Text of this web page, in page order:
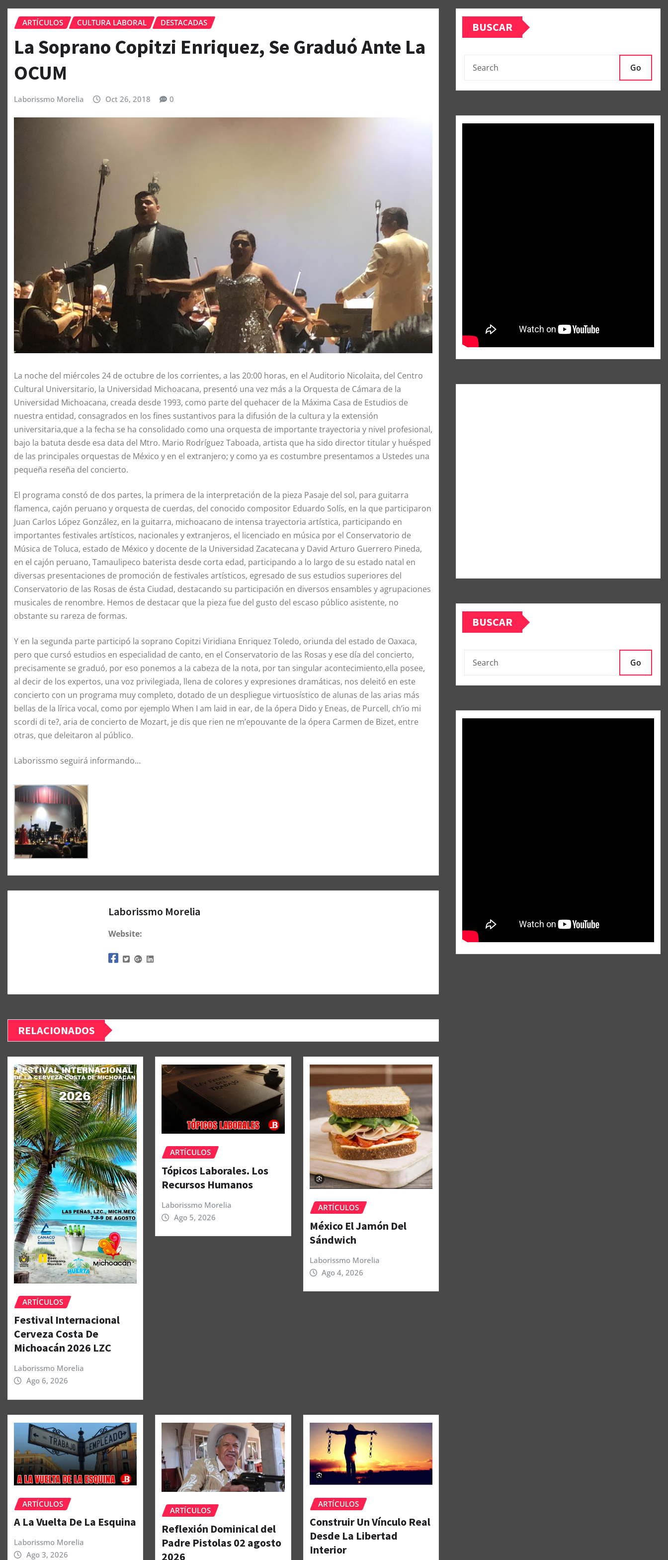
ARTÍCULOS CULTURA LABORAL DESTACADAS
La Soprano Copitzi Enriquez, Se Graduó Ante La
OCUM
Laborissmo Morelia Oct 26, 2018 0
La noche del miércoles 24 de octubre de los corrientes, a las 20:00 horas, en el Auditorio Nicolaita, del Centro
Cultural Universitario, la Universidad Michoacana, presentó una vez más a la Orquesta de Cámara de la
Universidad Michoacana, creada desde 1993, como parte del quehacer de la Máxima Casa de Estudios de
nuestra entidad, consagrados en los fines sustantivos para la difusión de la cultura y la extensión
universitaria,que a la fecha se ha consolidado como una orquesta de importante trayectoria y nivel profesional,
bajo la batuta desde esa data del Mtro. Mario Rodríguez Taboada, artista que ha sido director titular y huésped
de las principales orquestas de México y en el extranjero; y como ya es costumbre presentamos a Ustedes una
pequeña reseña del concierto.
El programa constó de dos partes, la primera de la interpretación de la pieza Pasaje del sol, para guitarra
flamenca, cajón peruano y orquesta de cuerdas, del conocido compositor Eduardo Solís, en la que participaron
Juan Carlos López González, en la guitarra, michoacano de intensa trayectoria artística, participando en
importantes festivales artísticos, nacionales y extranjeros, el licenciado en música por el Conservatorio de
Música de Toluca, estado de México y docente de la Universidad Zacatecana y David Arturo Guerrero Pineda,
en el cajón peruano, Tamaulipeco baterista desde corta edad, participando a lo largo de su estado natal en
diversas presentaciones de promoción de festivales artísticos, egresado de sus estudios superiores del
Conservatorio de las Rosas de ésta Ciudad, destacando su participación en diversos ensambles y agrupaciones
musicales de renombre. Hemos de destacar que la pieza fue del gusto del escaso público asistente, no
obstante su rareza de formas.
Y en la segunda parte participó la soprano Copitzi Viridiana Enriquez Toledo, oriunda del estado de Oaxaca,
pero que cursó estudios en especialidad de canto, en el Conservatorio de las Rosas y ese día del concierto,
precisamente se graduó, por eso ponemos a la cabeza de la nota, por tan singular acontecimiento,ella posee,
al decir de los expertos, una voz privilegiada, llena de colores y expresiones dramáticas, nos deleitó en este
concierto con un programa muy completo, dotado de un despliegue virtuosístico de alunas de las arias más
bellas de la lírica vocal, como por ejemplo When I am laid in ear, de la ópera Dido y Eneas, de Purcell, ch’io mi
scordi di te?, aria de concierto de Mozart, je dis que rien ne m’epouvante de la ópera Carmen de Bizet, entre
otras, que deleitaron al público.
Laborissmo seguirá informando…
Laborissmo Morelia
Website:
RELACIONADOS
ARTÍCULOS
Festival Internacional
Cerveza Costa De
Michoacán 2026 LZC
Laborissmo Morelia
Ago 6, 2026
ARTÍCULOS
Tópicos Laborales. Los
Recursos Humanos
Laborissmo Morelia
Ago 5, 2026
ARTÍCULOS
México El Jamón Del
Sándwich
Laborissmo Morelia
Ago 4, 2026
ARTÍCULOS
A La Vuelta De La Esquina
Laborissmo Morelia
Ago 3, 2026
ARTÍCULOS
Reflexión Dominical del
Padre Pistolas 02 agosto
2026
ARTÍCULOS
Construir Un Vínculo Real
Desde La Libertad
Interior
BUSCAR
Go
BUSCAR
Go